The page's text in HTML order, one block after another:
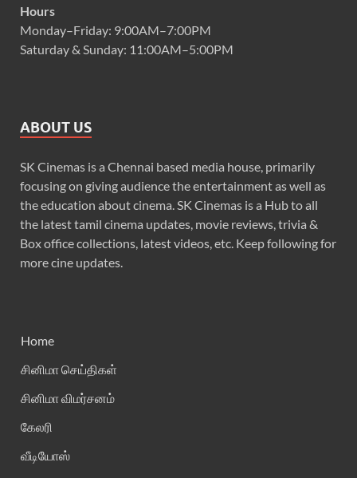
Hours
Monday–Friday: 9:00AM–7:00PM
Saturday & Sunday: 11:00AM–5:00PM
ABOUT US
SK Cinemas is a Chennai based media house, primarily
focusing on giving audience the entertainment as well as
the education about cinema. SK Cinemas is a Hub to all
the latest tamil cinema updates, movie reviews, trivia &
Box office collections, latest videos, etc. Keep following for
more cine updates.
Home
சினிமா செய்திகள்
சினிமா விமர்சனம்
கேலரி
வீடியோஸ்